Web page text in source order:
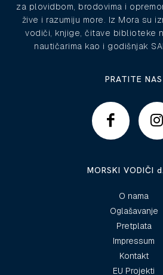
za plovidbom, brodovima i
žive i razumiju more. Iz Mora su
vodiči, knjige, čitave biblioteke
nautičarima kao i godišnjak
PRATITE NAS
MORSKI VODIČI
O nama
Oglašavanje
Pretplata
Impressum
Kontakt
EU Projekti